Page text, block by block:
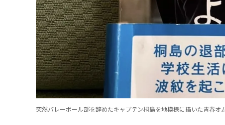
突然バレーボール部を辞めたキャプテン桐島を地模様に描いた青春